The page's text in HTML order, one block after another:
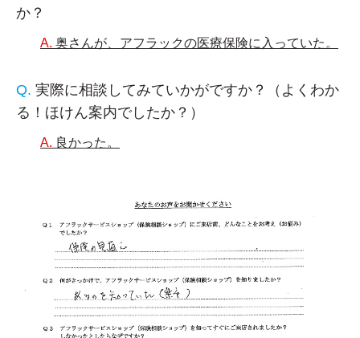
か？
奥さんが、アフラックの医療保険に入っていた。
実際に相談してみていかがですか？（よくわか
る！ほけん案内でしたか？）
良かった。